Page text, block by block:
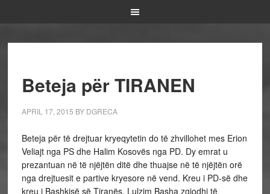
Beteja për TIRANEN
APRIL 17, 2015 BY DGRECA
Beteja për të drejtuar kryeqytetin do të zhvillohet mes Erion
Veliajt nga PS dhe Halim Kosovës nga PD. Dy emrat u
prezantuan në të njëjtën ditë dhe thuajse në të njëjtën orë
nga drejtuesit e partive kryesore në vend. Kreu i PD-së dhe
kreu i Bashkisë së Tiranës, Lulzim Basha zgjodhi të